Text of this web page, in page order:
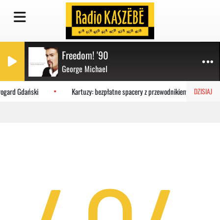
Freedom! '90
George Michael
DZISIAJ
Gdański Kartuzy: bezpłatne spacery z przewodnikiem w wakacje